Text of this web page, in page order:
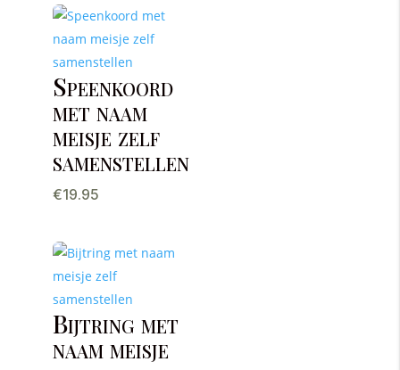
Speenkoord
met naam
meisje zelf
samenstellen
€19.95
Bijtring met
naam meisje